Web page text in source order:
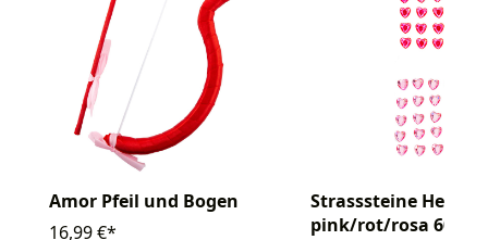
Amor Pfeil und Bogen
16,99 €*
Strasssteine Herz
pink/rot/rosa 60